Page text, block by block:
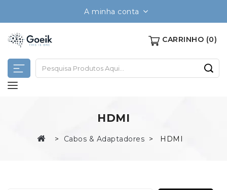
A minha conta
CARRINHO (0)
HDMI
Cabos & Adaptadores HDMI